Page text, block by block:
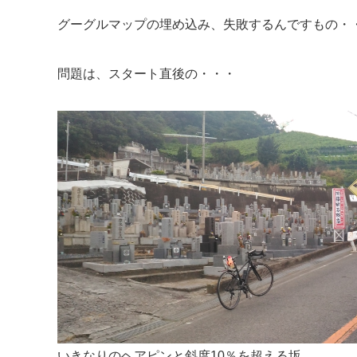
グーグルマップの埋め込み、失敗するんですもの・
問題は、スタート直後の・・・